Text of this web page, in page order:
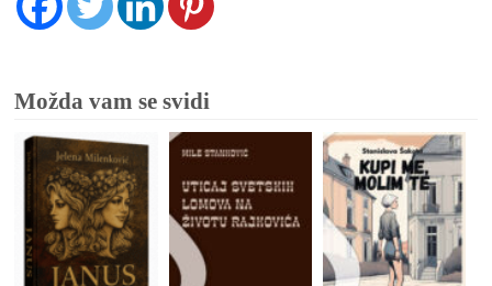
Možda vam se svidi